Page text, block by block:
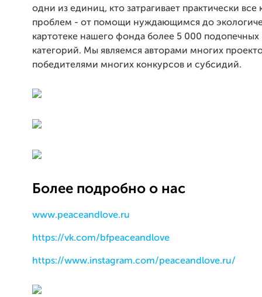
одни из единиц, кто затрагивает практически все
проблем - от помощи нуждающимся до
картотеке нашего фонда более 5 000 подопечных
категорий. Мы являемся авторами многих
победителями многих конкурсов и субсидий.
Более подробно о нас
www.peaceandlove.ru
https://vk.com/bfpeaceandlove
https://www.instagram.com/peaceandlove.ru/